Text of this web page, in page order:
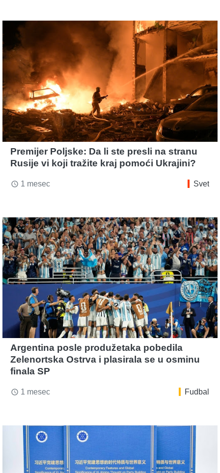
Premijer Poljske: Da li ste presli na stranu
Rusije vi koji tražite kraj pomoći Ukrajini?
access_time 1 mesec Svet
Argentina posle produžetaka pobedila
Zelenortska Ostrva i plasirala se u osminu
finala SP
access_time 1 mesec Fudbal